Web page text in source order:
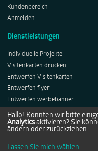
Kundenbereich
Anmelden
Dienstleistungen
Individuelle Projekte
Visitenkarten drucken
Entwerfen Visitenkarten
Entwerfen flyer
Entwerfen werbebanner
Entwerfen Plakates
Entwerfen Roll-ups
Hallo! Könnten wir bitte
Analytics aktivieren? Sie
ändern oder zurückziehen.
Lassen Sie mich wählen